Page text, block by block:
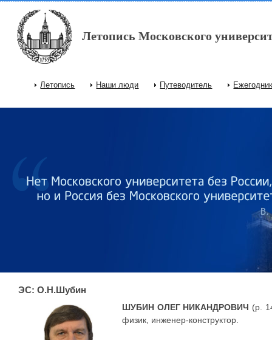
Перейти к основному содержанию
Летопись Московского
Главное меню
Летопись Наши люди Путеводитель
ЭС: О.Н.Шубин
ШУБИН ОЛЕГ НИКАНДРОВИЧ (р.
физик, инженер-конструктор.